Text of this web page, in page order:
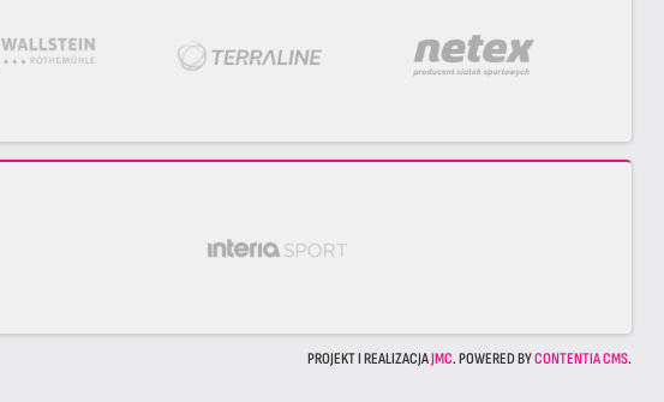
PROJEKT I REALIZACJAJMC. POWERED BYCONTENTIA CMS.